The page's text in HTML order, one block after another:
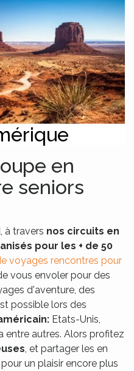
en
seniors
à travers nos circuits en
pour les + de 50
voyages rencontres pour
vous envoler pour des
d'aventure, des
possible lors des
Etats-Unis,
entre autres. Alors profitez
, et partager les en
pour un plaisir encore plus